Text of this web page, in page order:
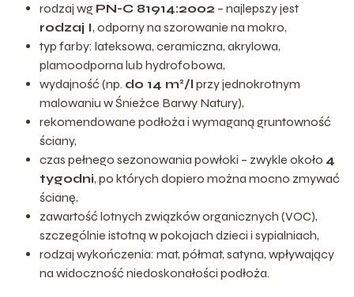
rodzaj wg PN-C 81914:2002 – najlepszy jest
rodzaj I, odporny na szorowanie na mokro,
typ farby: lateksowa, ceramiczna, akrylowa,
plamoodporna lub hydrofobowa,
wydajność (np. do 14 m²/l przy jednokrotnym
malowaniu w Śnieżce Barwy Natury),
rekomendowane podłoża i wymaganą gruntowność
ściany,
czas pełnego sezonowania powłoki – zwykle około 4
tygodni, po których dopiero można mocno zmywać
ścianę,
zawartość lotnych związków organicznych (VOC),
szczególnie istotną w pokojach dzieci i sypialniach,
rodzaj wykończenia: mat, półmat, satyna, wpływający
na widoczność niedoskonałości podłoża.